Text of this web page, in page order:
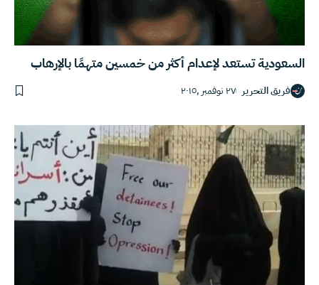
السعودية تستعد لإعدام أكثر من خمسين متهمًا بالإرهاب
فريق التحرير ٢٧ نوفمبر ,٢٠١٥